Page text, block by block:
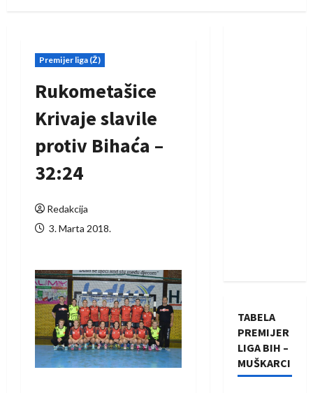
Premijer liga (Ž)
Rukometašice
Krivaje slavile
protiv Bihaća –
32:24
Redakcija
3. Marta 2018.
TABELA
PREMIJER
LIGA BIH –
MUŠKARCI